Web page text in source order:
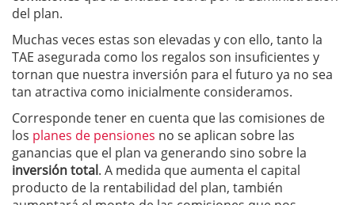
del plan.
Muchas veces estas son elevadas y con ello, tanto la
TAE asegurada como los regalos son insuficientes y
tornan que nuestra inversión para el futuro ya no sea
tan atractiva como inicialmente consideramos.
Corresponde tener en cuenta que las comisiones de
los planes de pensiones no se aplican sobre las
ganancias que el plan va generando sino sobre la
inversión total. A medida que aumenta el capital
producto de la rentabilidad del plan, también